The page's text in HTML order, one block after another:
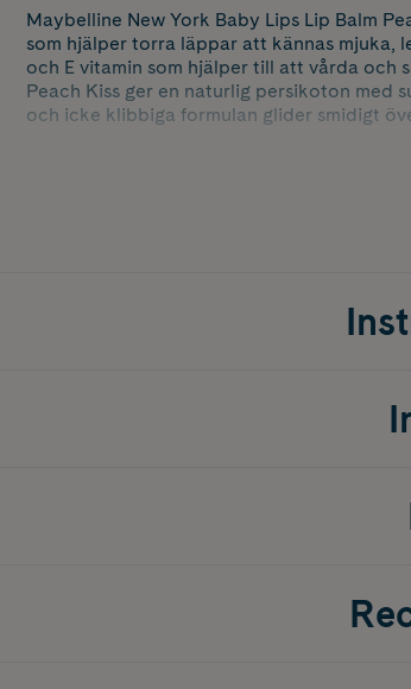
Maybelline New York Baby Lips Lip Balm
som hjälper torra läppar att kännas mjuka,
och E vitamin som hjälper till att vårda
Peach Kiss ger en naturlig persikoton med
och icke klibbiga formulan glider smidigt